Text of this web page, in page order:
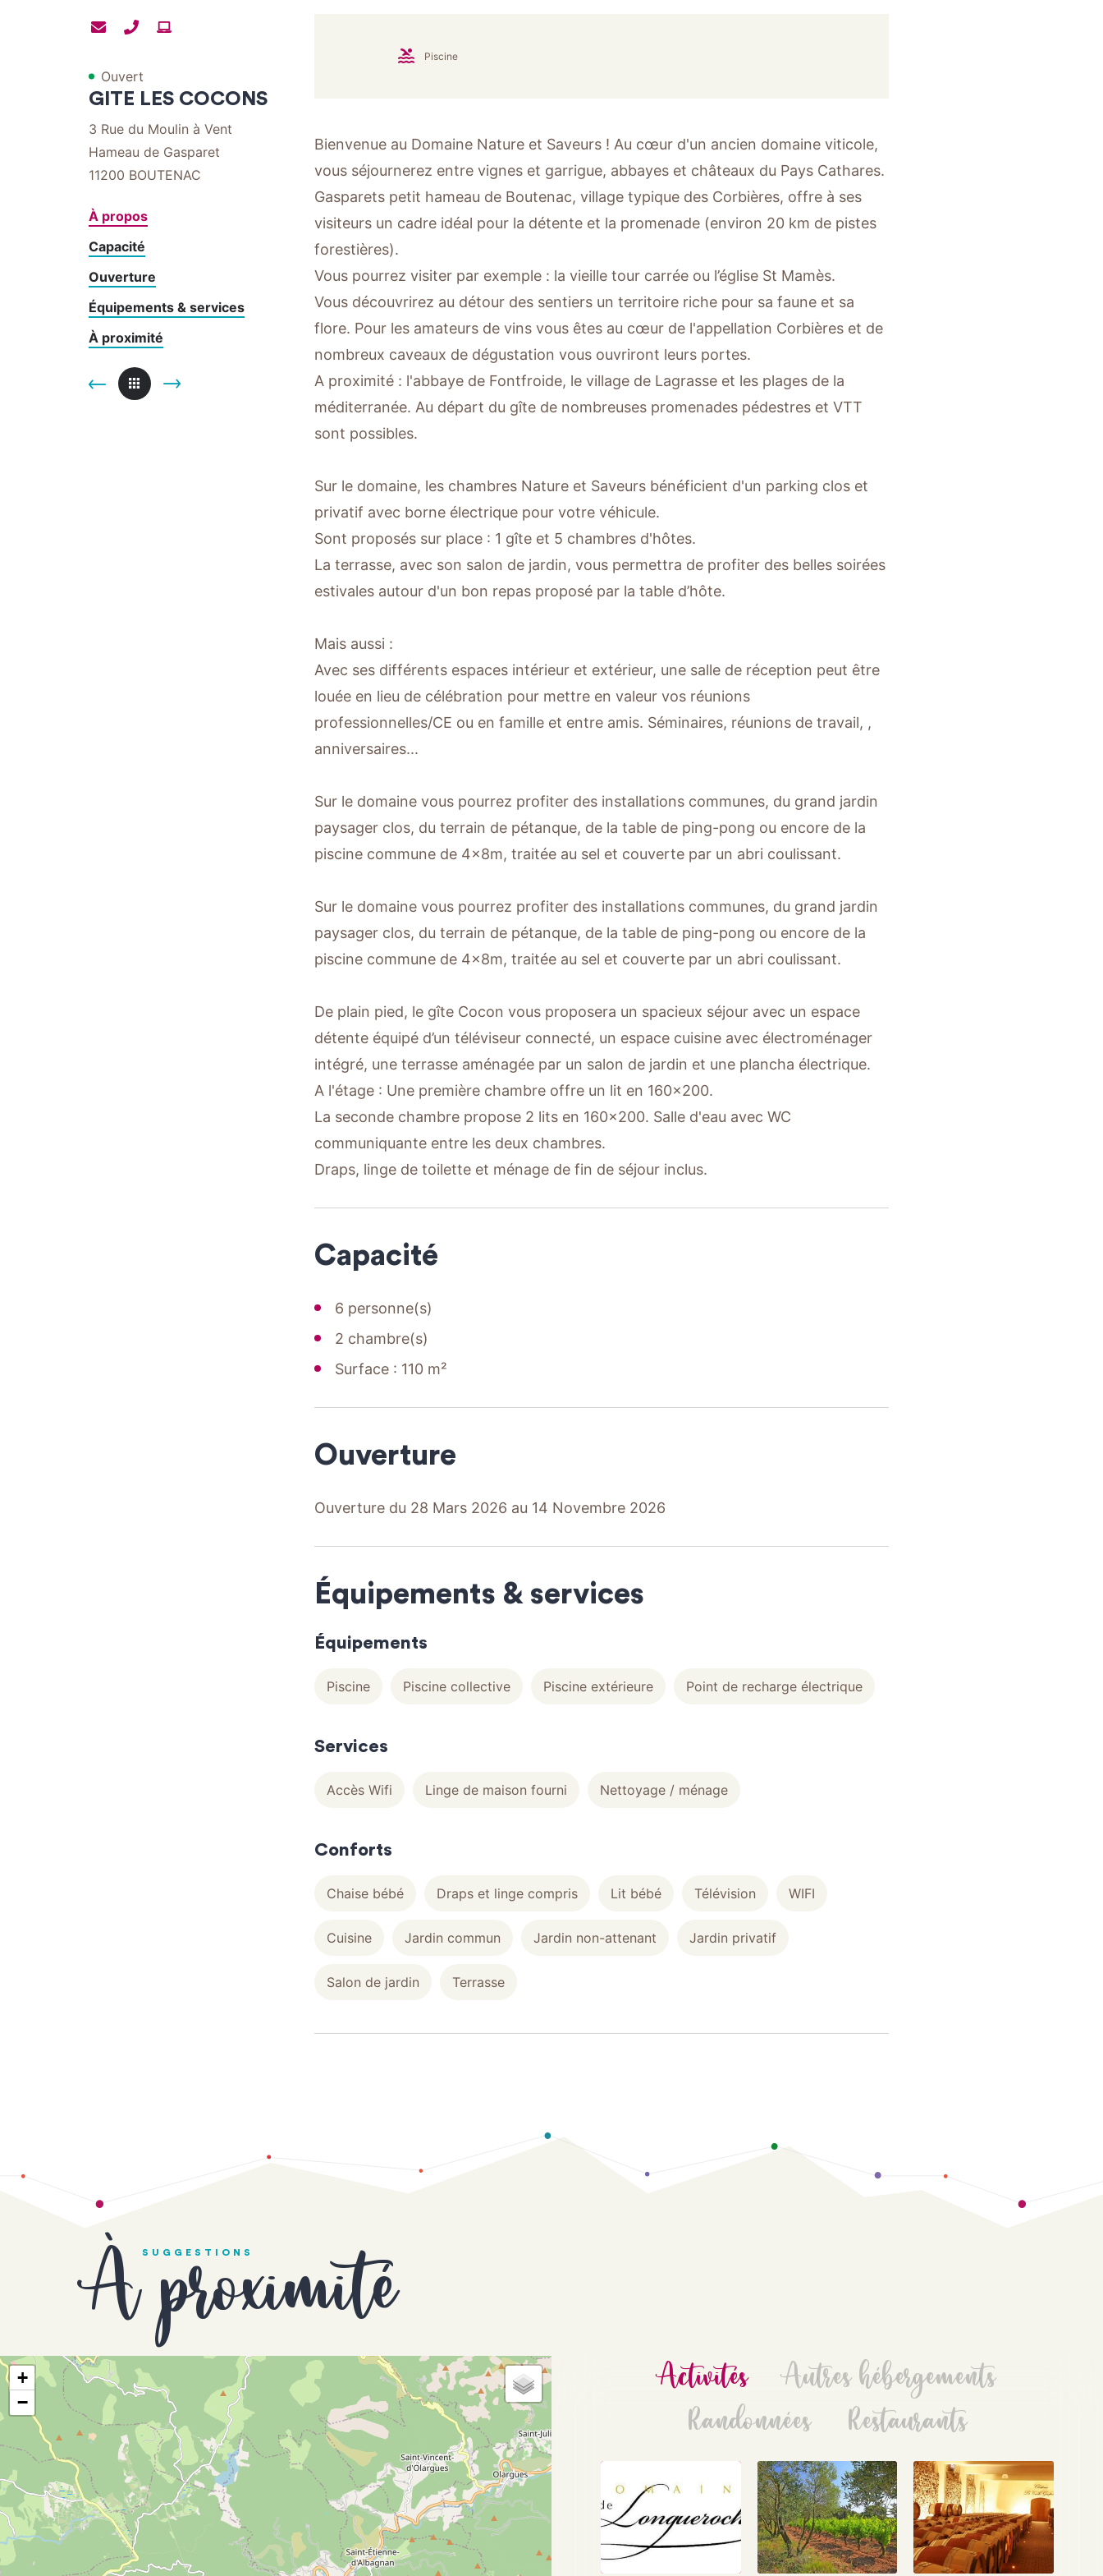
Contacter
mail
Contacter
téléphone
Ouvert
GITE LES COCONS
3 Rue du Moulin à Vent
Hameau de Gasparet
11200 BOUTENAC
À propos
Capacité
Ouverture
Équipements & services
À proximité
Piscine
Bienvenue au Domaine Nature et Saveurs ! Au cœur d'un ancien domaine viticole,
vous séjournerez entre vignes et garrigue, abbayes et châteaux du Pays Cathares.
Gasparets petit hameau de Boutenac, village typique des Corbières, offre à ses
visiteurs un cadre idéal pour la détente et la promenade (environ 20 km de pistes
forestières).
Vous pourrez visiter par exemple : la vieille tour carrée ou l’église St Mamès.
Vous découvrirez au détour des sentiers un territoire riche pour sa faune et sa
flore. Pour les amateurs de vins vous êtes au cœur de l'appellation Corbières et de
nombreux caveaux de dégustation vous ouvriront leurs portes.
A proximité : l'abbaye de Fontfroide, le village de Lagrasse et les plages de la
méditerranée. Au départ du gîte de nombreuses promenades pédestres et VTT
sont possibles.
Sur le domaine, les chambres Nature et Saveurs bénéficient d'un parking clos et
privatif avec borne électrique pour votre véhicule.
Sont proposés sur place : 1 gîte et 5 chambres d'hôtes.
La terrasse, avec son salon de jardin, vous permettra de profiter des belles soirées
estivales autour d'un bon repas proposé par la table d’hôte.
Mais aussi :
Avec ses différents espaces intérieur et extérieur, une salle de réception peut être
louée en lieu de célébration pour mettre en valeur vos réunions
professionnelles/CE ou en famille et entre amis. Séminaires, réunions de travail, ,
anniversaires...
Sur le domaine vous pourrez profiter des installations communes, du grand jardin
paysager clos, du terrain de pétanque, de la table de ping-pong ou encore de la
piscine commune de 4x8m, traitée au sel et couverte par un abri coulissant.
Sur le domaine vous pourrez profiter des installations communes, du grand jardin
paysager clos, du terrain de pétanque, de la table de ping-pong ou encore de la
piscine commune de 4x8m, traitée au sel et couverte par un abri coulissant.
De plain pied, le gîte Cocon vous proposera un spacieux séjour avec un espace
détente équipé d’un téléviseur connecté, un espace cuisine avec électroménager
intégré, une terrasse aménagée par un salon de jardin et une plancha électrique.
A l'étage : Une première chambre offre un lit en 160x200.
La seconde chambre propose 2 lits en 160x200. Salle d'eau avec WC
communiquante entre les deux chambres.
Draps, linge de toilette et ménage de fin de séjour inclus.
Capacité
6 personne(s)
2 chambre(s)
Surface : 110 m²
Ouverture
Ouverture du 28 Mars 2026 au 14 Novembre 2026
Équipements & services
Équipements
Piscine Piscine collective Piscine extérieure Point de recharge électrique
Services
Accès Wifi Linge de maison fourni Nettoyage / ménage
Conforts
Chaise bébé Draps et linge compris Lit bébé Télévision WIFI
Cuisine Jardin commun Jardin non-attenant Jardin privatif
Salon de jardin Terrasse
SUGGESTIONS
À proximité
+
−
Activités
Autres hébergements
Randonnées
Restaurants